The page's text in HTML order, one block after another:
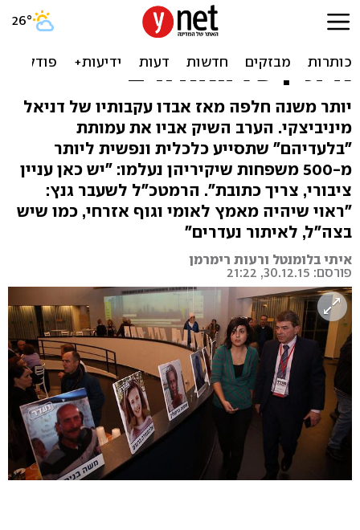
עמותה חדשה תסייע
למשפחות נעדרים: "יחידת
אית"ן של האזרחים"
יותר משנה חלפה מאז אבדו עקבותיו של דניאל
מיניביצקי. הערב השיק אביו את עמותת
"בלעדיהם" שתסייע כלכלית ונפשית ליותר
מ-500 משפחות שיקיריהן נעלמו: "יש כאן עניין
ציבורי, צריך כתובת". הרמטכ"ל לשעבר גנץ:
"ראוי שיהיה מאמץ לאומי וגוף אזרחי, כמו שיש
בצה"ל, לאיתור נעדרים"
איתי בלומנטל ורעות רימרמן
פורסם: 30.12.15, 21:22